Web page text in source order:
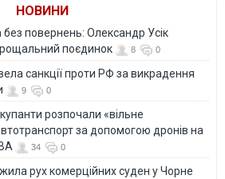
НОВИНИ
повернень: Олександр Усік
поєдинок
8 0
санкції проти РФ за викрадення
9 0
розпочали «вільне
за допомогою дронів на
34 0
рух комерційних суден у Чорне